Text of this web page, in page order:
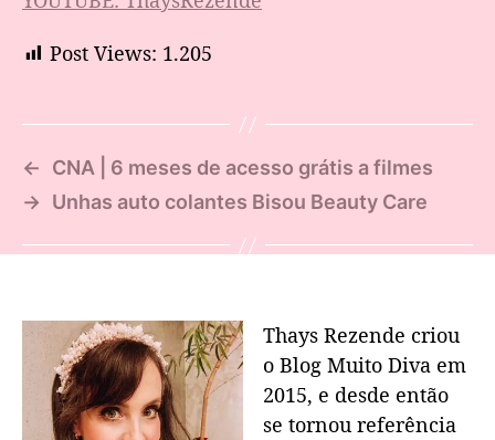
Post Views: 1.205
←
CNA | 6 meses de acesso grátis a filmes
→
Unhas auto colantes Bisou Beauty Care
Thays Rezende criou
o Blog Muito Diva em
2015, e desde então
se tornou referência